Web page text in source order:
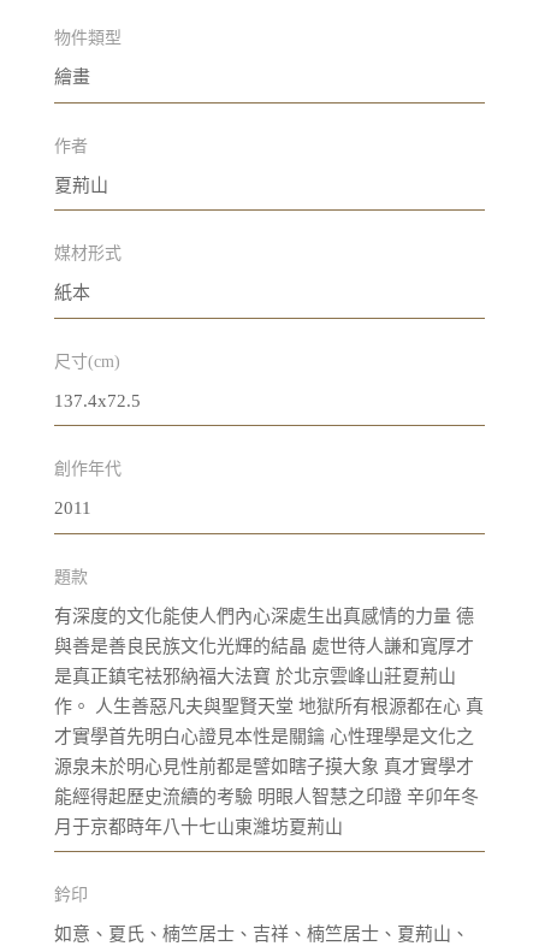
物件類型
繪畫
作者
夏荊山
媒材形式
紙本
尺寸(cm)
137.4x72.5
創作年代
2011
題款
有深度的文化能使人們內心深處生出真感情的力量 德
與善是善良民族文化光輝的結晶 處世待人謙和寬厚才
是真正鎮宅袪邪納福大法寶 於北京雲峰山莊夏荊山
作。 人生善惡凡夫與聖賢天堂 地獄所有根源都在心 真
才實學首先明白心證見本性是關鑰 心性理學是文化之
源泉未於明心見性前都是譬如瞎子摸大象 真才實學才
能經得起歷史流續的考驗 明眼人智慧之印證 辛卯年冬
月于京都時年八十七山東濰坊夏荊山
鈐印
如意、夏氏、楠竺居士、吉祥、楠竺居士、夏荊山、